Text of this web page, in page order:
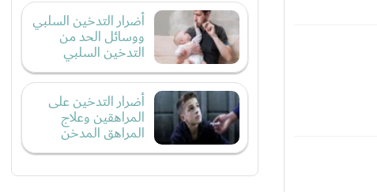
أضرار التدخين السلبي
ووسائل الحد من
التدخين السلبي
أضرار التدخين على
المراهقين وعلاج
المراهق المدخن